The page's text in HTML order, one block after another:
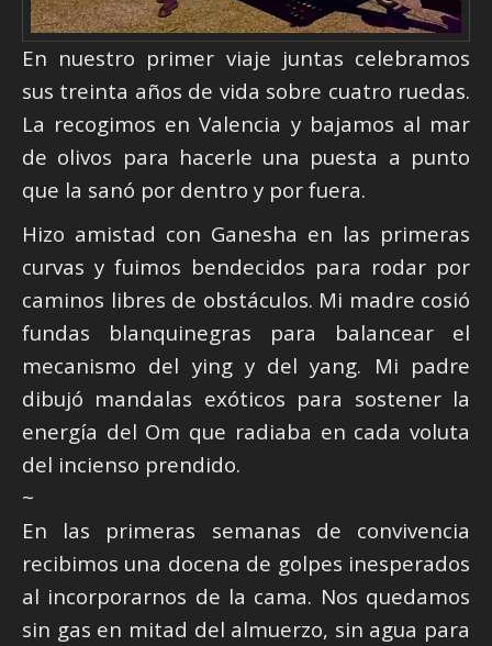
En nuestro primer viaje juntas celebramos
sus treinta años de vida sobre cuatro ruedas.
La recogimos en Valencia y bajamos al mar
de olivos para hacerle una puesta a punto
que la sanó por dentro y por fuera.
Hizo amistad con Ganesha en las primeras
curvas y fuimos bendecidos para rodar por
caminos libres de obstáculos. Mi madre cosió
fundas blanquinegras para balancear el
mecanismo del ying y del yang. Mi padre
dibujó mandalas exóticos para sostener la
energía del Om que radiaba en cada voluta
del incienso prendido.
~
En las primeras semanas de convivencia
recibimos una docena de golpes inesperados
al incorporarnos de la cama. Nos quedamos
sin gas en mitad del almuerzo, sin agua para